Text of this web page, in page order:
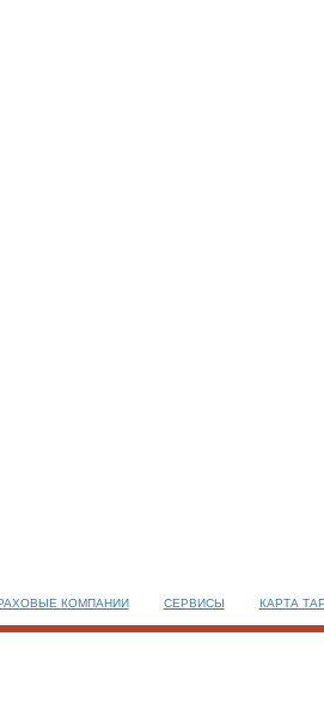
КОМПАНИИ СЕРВИСЫ КАРТА